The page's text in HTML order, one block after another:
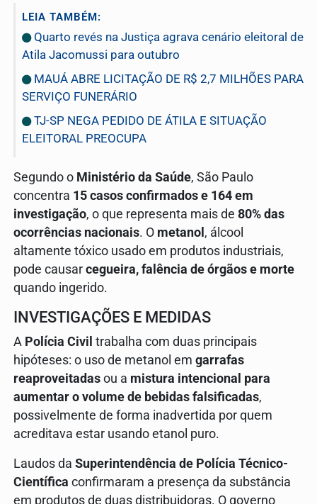
LEIA TAMBÉM:
Quarto revés na Justiça agrava cenário eleitoral de
Atila Jacomussi para outubro
MAUÁ ABRE LICITAÇÃO DE R$ 2,7 MILHÕES PARA
SERVIÇO FUNERÁRIO
TJ-SP NEGA PEDIDO DE ÁTILA E SITUAÇÃO
ELEITORAL PREOCUPA
Segundo o Ministério da Saúde, São Paulo
concentra 15 casos confirmados e 164 em
investigação, o que representa mais de 80% das
ocorrências nacionais. O metanol , álcool
altamente tóxico usado em produtos industriais,
pode causar cegueira, falência de órgãos e morte
quando ingerido.
INVESTIGAÇÕES E MEDIDAS
A Polícia Civil trabalha com duas principais
hipóteses: o uso de metanol em garrafas
reaproveitadas ou a mistura intencional para
aumentar o volume de bebidas falsificadas,
possivelmente de forma inadvertida por quem
acreditava estar usando etanol puro.
Laudos da Superintendência de Polícia Técnico-
Científica confirmaram a presença da substância
em produtos de duas distribuidoras. O governo